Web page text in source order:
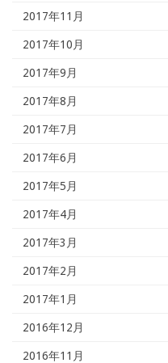
2017年11月
2017年10月
2017年9月
2017年8月
2017年7月
2017年6月
2017年5月
2017年4月
2017年3月
2017年2月
2017年1月
2016年12月
2016年11月